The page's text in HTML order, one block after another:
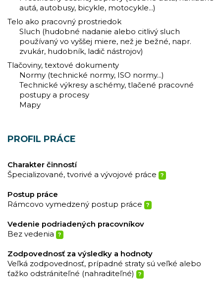
autá, autobusy, bicykle, motocykle...)
Telo ako pracovný prostriedok
Sluch (hudobné nadanie alebo citlivý sluch
používaný vo vyššej miere, než je bežné, napr.
zvukár, hudobník, ladič nástrojov)
Tlačoviny, textové dokumenty
Normy (technické normy, ISO normy...)
Technické výkresy a schémy, tlačené pracovné
postupy a procesy
Mapy
PROFIL PRÁCE
Charakter činností
Špecializované, tvorivé a vývojové práce
?
Postup práce
Rámcovo vymedzený postup práce
?
Vedenie podriadených pracovníkov
Bez vedenia
?
Zodpovednosť za výsledky a hodnoty
Veľká zodpovednosť, prípadné straty sú veľké alebo
ťažko odstrániteľné (nahraditeľné)
?